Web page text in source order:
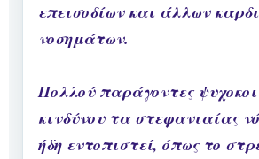
επεισοδίων και άλλων
νοσημάτων.
Πολλού παράγοντες
κινδύνου τα στεφανιαίας
ήδη εντοπιστεί, όπως το